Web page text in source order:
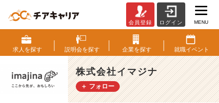
分
の
環
境
は
自
会員登録 ログイン MENU
求人を探す 説明会を探す 企業を探す 就職イベント
株式会社イマジナ
＋ フォロー